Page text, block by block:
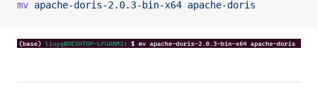
mv apache-doris-2.0.3-bin-x64 apache-doris